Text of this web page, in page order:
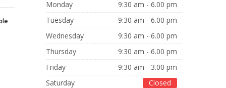
Monday
9:30 am - 6.00 pm
Tuesday
9:30 am - 6.00 pm
Wednesday
9:30 am - 6.00 pm
Thursday
9:30 am - 6.00 pm
Friday
9:30 am - 3.00 pm
Saturday
Closed